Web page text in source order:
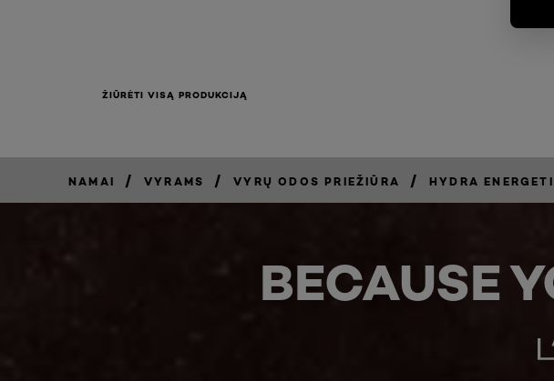
ŽIŪRĖTI VISĄ PRODUKCIJĄ
NAMAI / VYRAMS / VYRŲ ODOS PRIEŽIŪRA / HYDRA
BECAUSE